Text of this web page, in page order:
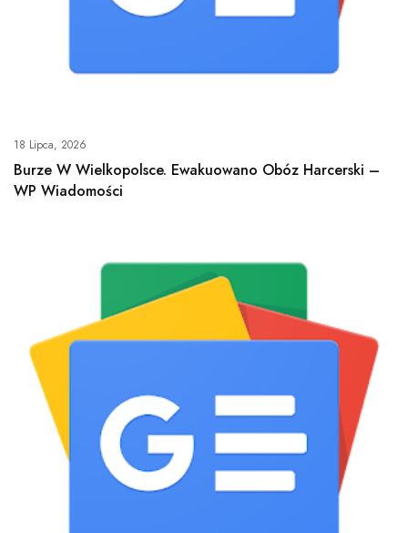
18 Lipca, 2026
Burze W Wielkopolsce. Ewakuowano Obóz Harcerski –
WP Wiadomości